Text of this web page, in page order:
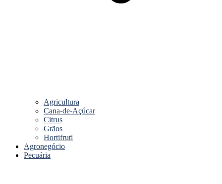
Agricultura
Cana-de-Açúcar
Citrus
Grãos
Hortifruti
Agronegócio
Pecuária